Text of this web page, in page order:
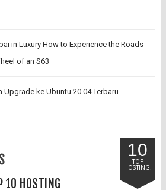
in Luxury How to Experience the Roads
of an S63
Upgrade ke Ubuntu 20.04 Terbaru
10
TOP
HOSTING!
10 HOSTING